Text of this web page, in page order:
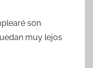
son
muy lejos